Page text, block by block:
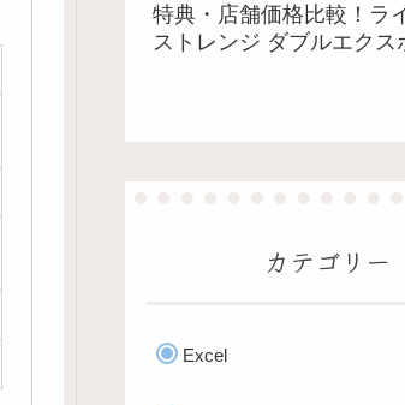
特典・店舗価格比較！ラ
ストレンジ ダブルエクス
カテゴリー
Excel